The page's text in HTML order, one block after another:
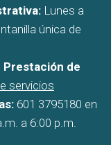
Lunes a
única de
Prestación de
servicios
601 3795180 en
a 6:00 p.m.